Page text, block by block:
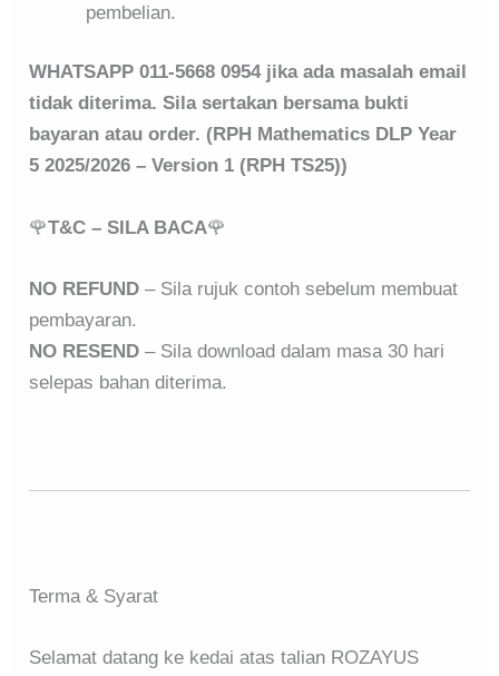
pembelian.
WHATSAPP 011-5668 0954 jika ada masalah email
tidak diterima. Sila sertakan bersama bukti
bayaran atau order. (RPH Mathematics DLP Year
5 2025/2026 – Version 1 (RPH TS25))
🌹T&C – SILA BACA🌹
NO REFUND – Sila rujuk contoh sebelum membuat
pembayaran.
NO RESEND – Sila download dalam masa 30 hari
selepas bahan diterima.
Terma & Syarat
Selamat datang ke kedai atas talian ROZAYUS